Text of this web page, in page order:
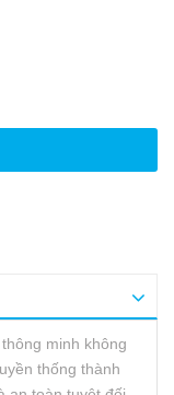
minh không
thống thành